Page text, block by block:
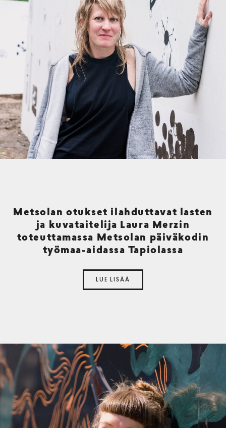
Metsolan otukset ilahduttavat lasten
ja kuvataitelija Laura Merzin
toteuttamassa Metsolan päiväkodin
työmaa-aidassa Tapiolassa
LUE LISÄÄ